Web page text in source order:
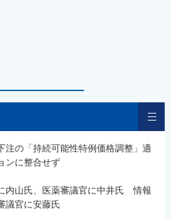
の「持続可能性特例価格調整」適
ンに整合せず
内山氏、医薬審議官に中井氏 情報
議官に安藤氏